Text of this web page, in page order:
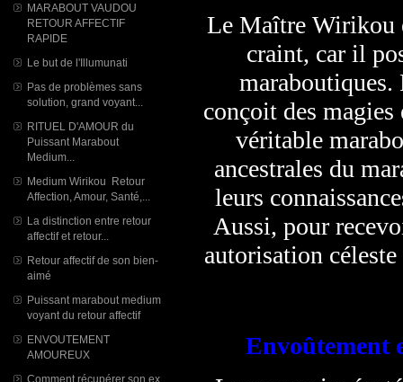
MARABOUT VAUDOU
RETOUR AFFECTIF
RAPIDE
Le but de l'Illumunati
Pas de problèmes sans
solution, grand voyant...
RITUEL D'AMOUR du
Puissant Marabout
Medium...
Medium Wirikou Retour
Affection, Amour, Santé,...
La distinction entre retour
affectif et retour...
Retour affectif de son bien-
aimé
Puissant marabout medium
voyant du retour affectif
ENVOUTEMENT
AMOUREUX
Comment récupérer son ex
Le Maître Wirikou
craint, car il
maraboutiques.
conçoit des
véritable
ancestrales du
leurs
Aussi, pour
autorisation
Envoûtement